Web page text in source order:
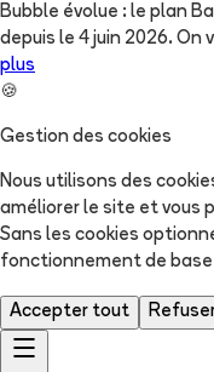
Bubble évolue : le plan
depuis le 4 juin 2026.
plus
🍪
Gestion des cookies
Nous utilisons des
améliorer le site et vous
Sans les cookies
fonctionnement de
Accepter tout